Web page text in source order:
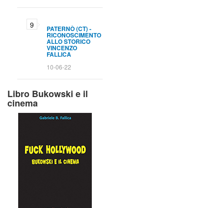
PATERNÒ (CT) -
RICONOSCIMENTO
ALLO STORICO
VINCENZO
FALLICA
10-06-22
Libro Bukowski e il
cinema